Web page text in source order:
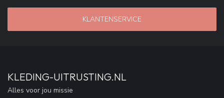
KLANTENSERVICE
KLEDING-UITRUSTING.NL
Alles voor jou missie